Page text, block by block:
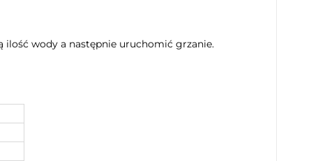
ilość wody a następnie uruchomić grzanie.